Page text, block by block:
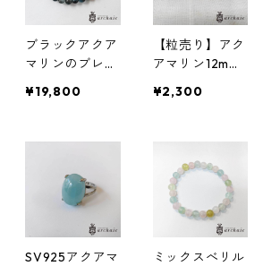
ブラックアクア
マリンのブレス
¥19,800
【粒売り】アク
アマリン12mm
¥2,300
SV925アクアマ
ミックスべリル